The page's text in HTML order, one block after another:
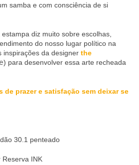
samba e com consciência de si
diz muito sobre escolhas,
do nosso lugar político na
inspirações da designer the
) para desenvolver essa arte recheada
de prazer e satisfação sem deixar se
30.1 penteado
Reserva INK